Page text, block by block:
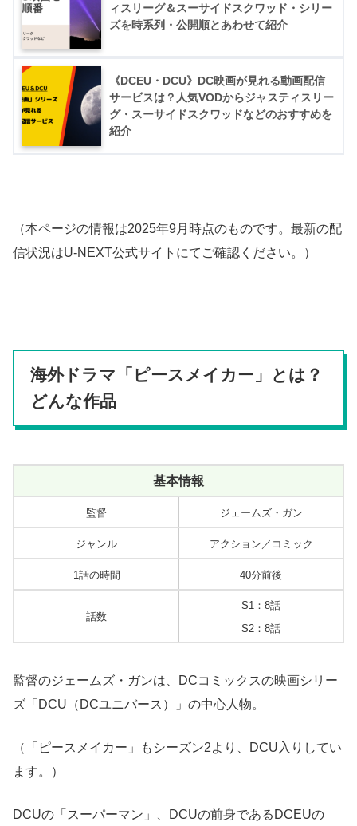
ィスリーグ＆スーサイドスクワッド・シリー
ズを時系列・公開順とあわせて紹介
《DCEU・DCU》DC映画が見れる動画配信
サービスは？人気VODからジャスティスリー
グ・スーサイドスクワッドなどのおすすめを
紹介
（本ページの情報は2025年9月時点のものです。最新の配
信状況はU-NEXT公式サイトにてご確認ください。）
海外ドラマ「ピースメイカー」とは？
どんな作品
基本情報
監督 ジェームズ・ガン
ジャンル アクション／コミック
1話の時間 40分前後
話数
S1：8話
S2：8話
監督のジェームズ・ガンは、DCコミックスの映画シリー
ズ「DCU（DCユニバース）」の中心人物。
（「ピースメイカー」もシーズン2より、DCU入りしてい
ます。）
DCUの「スーパーマン」、DCUの前身であるDCEUの